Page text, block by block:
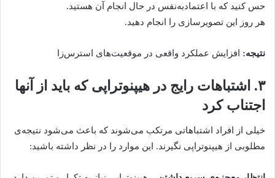
حس کنید که با اعتمادبه‌نفس در حال انجام آن هستید.
هر روز این تصویرسازی را انجام دهید.
نتیجه: افزایش عملکرد واقعی در موقعیت‌های استرس‌زا
۳. اشتباهات رایج در هیپنوتراپی که باید از آنها
اجتناب کرد
خیلی از افراد اشتباهاتی مرتکب می‌شوند که باعث می‌شود نتیجه‌ی
مطلوبی از هیپنوتراپی نگیرند. این موارد را در نظر داشته باشید: